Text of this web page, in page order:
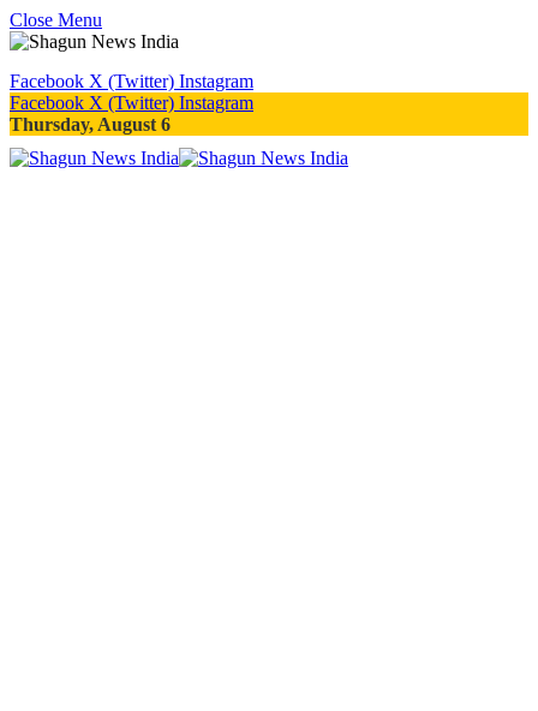
Close Menu
Facebook X (Twitter) Instagram
Facebook X (Twitter) Instagram
Thursday, August 6